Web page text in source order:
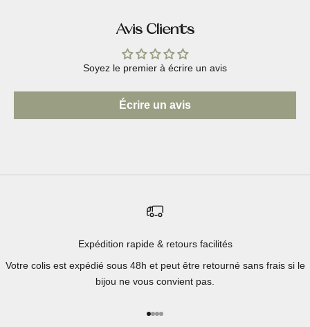
Avis Clients
Soyez le premier à écrire un avis
Écrire un avis
Expédition rapide & retours facilités
Votre colis est expédié sous 48h et peut être retourné sans frais si le
bijou ne vous convient pas.
Aller à l'élément 1
Aller à l'élément 2
Aller à l'élément 3
Aller à l'élément 4